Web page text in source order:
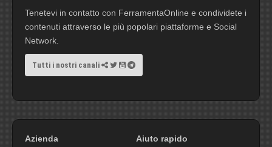
Tenetevi in contatto con FerramentaOnline e condividete i
contenuti attraverso le più popolari piattaforme e Social
Network.
Tutti i nostri canali
Azienda Aiuto rapido